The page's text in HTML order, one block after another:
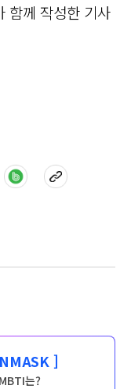
함께 작성한 기사
]
는?